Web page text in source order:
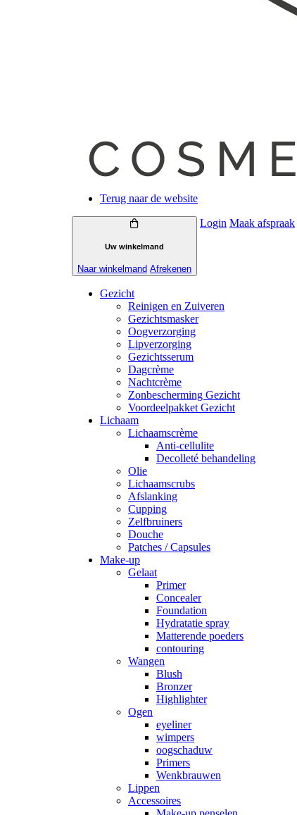
Terug naar de website
Uw winkelmand
Naar winkelmand Afrekenen
Login Maak afspraak
Gezicht
Reinigen en Zuiveren
Gezichtsmasker
Oogverzorging
Lipverzorging
Gezichtsserum
Dagcrème
Nachtcrème
Zonbescherming Gezicht
Voordeelpakket Gezicht
Lichaam
Lichaamscrème
Anti-cellulite
Decolleté behandeling
Olie
Lichaamscrubs
Afslanking
Cupping
Zelfbruiners
Douche
Patches / Capsules
Make-up
Gelaat
Primer
Concealer
Foundation
Hydratatie spray
Matterende poeders
contouring
Wangen
Blush
Bronzer
Highlighter
Ogen
eyeliner
wimpers
oogschaduw
Primers
Wenkbrauwen
Lippen
Accessoires